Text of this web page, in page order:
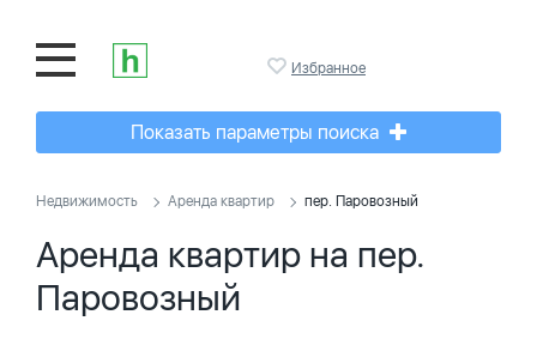
Избранное
Показать параметры поиска
Недвижимость Аренда квартир пер. Паровозный
Аренда квартир на пер.
Паровозный